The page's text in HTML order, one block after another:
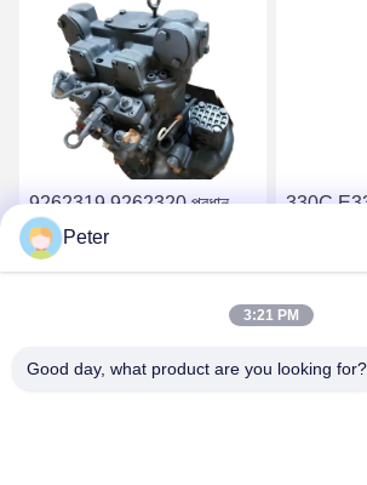
9262319 9262320 প্রধান
হাইড্রোলিক পাম্প HPV118
ZX200-3 ZX230 ZX250
330C
এর জন্য
Peter
3:21 PM
Good day, what product are you looking for?